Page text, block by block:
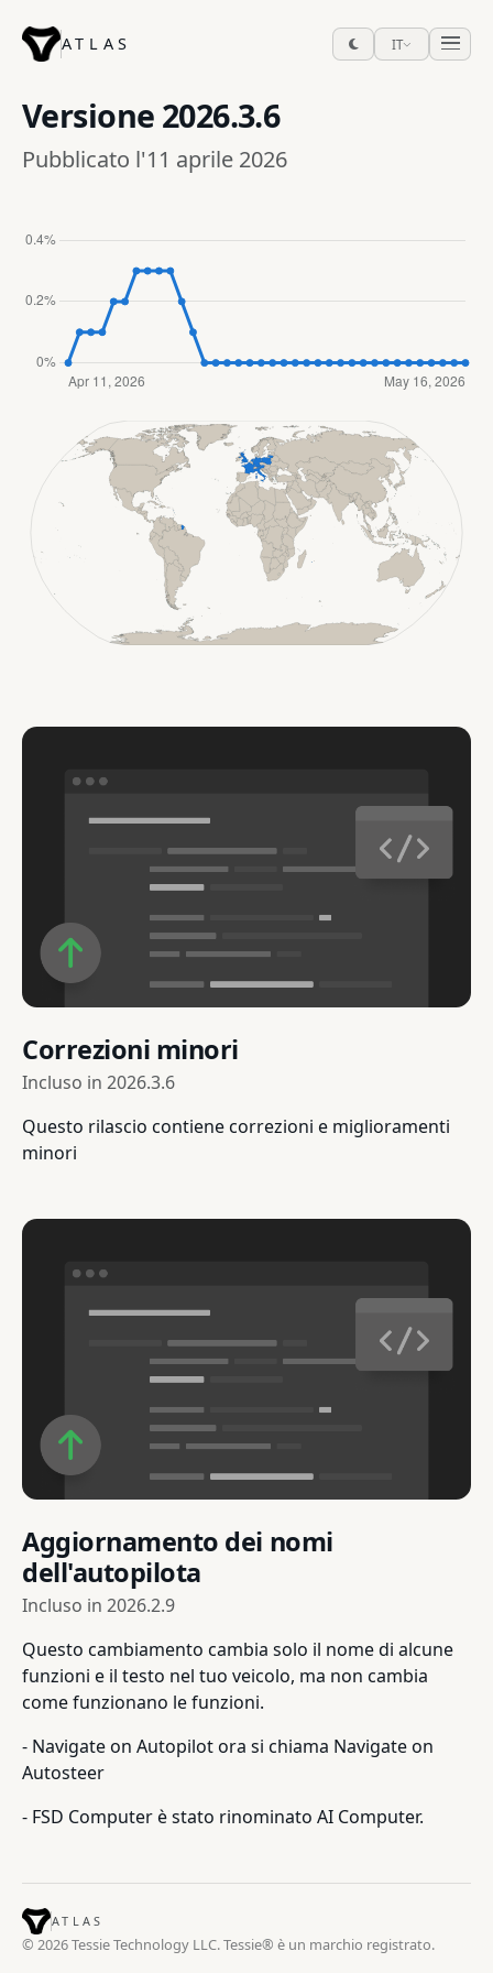
ATLAS IT
Versione 2026.3.6
Pubblicato l'11 aprile 2026
Correzioni minori
Incluso in 2026.3.6
Questo rilascio contiene correzioni e miglioramenti
minori
Aggiornamento dei nomi
dell'autopilota
Incluso in 2026.2.9
Questo cambiamento cambia solo il nome di alcune
funzioni e il testo nel tuo veicolo, ma non cambia
come funzionano le funzioni.
- Navigate on Autopilot ora si chiama Navigate on
Autosteer
- FSD Computer è stato rinominato AI Computer.
ATLAS
© 2026 Tessie Technology LLC. Tessie® è un marchio registrato.